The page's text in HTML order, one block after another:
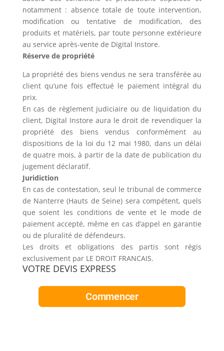
notamment : absence totale de toute intervention,
modification ou tentative de modification, des
produits et matériels, par toute personne extérieure
au service après-vente de Digital Instore.
Réserve de propriété
La propriété des biens vendus ne sera transférée au
client qu’une fois effectué le paiement intégral du
prix.
En cas de règlement judiciaire ou de liquidation du
client, Digital Instore aura le droit de revendiquer la
propriété des biens vendus conformément au
dispositions de la loi du 12 mai 1980, dans un délai
de quatre mois, à partir de la date de publication du
jugement déclaratif.
Juridiction
En cas de contestation, seul le tribunal de commerce
de Nanterre (Hauts de Seine) sera compétent, quels
que soient les conditions de vente et le mode de
paiement accepté, même en cas d’appel en garantie
ou de pluralité de défendeurs.
Les droits et obligations des partis sont régis
exclusivement par LE DROIT FRANCAIS.
VOTRE DEVIS EXPRESS